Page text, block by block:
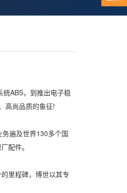
ABS，到推出电子稳
高尚品质的象征!
遍及世界130多个国
配件。
里程碑，博世以其专